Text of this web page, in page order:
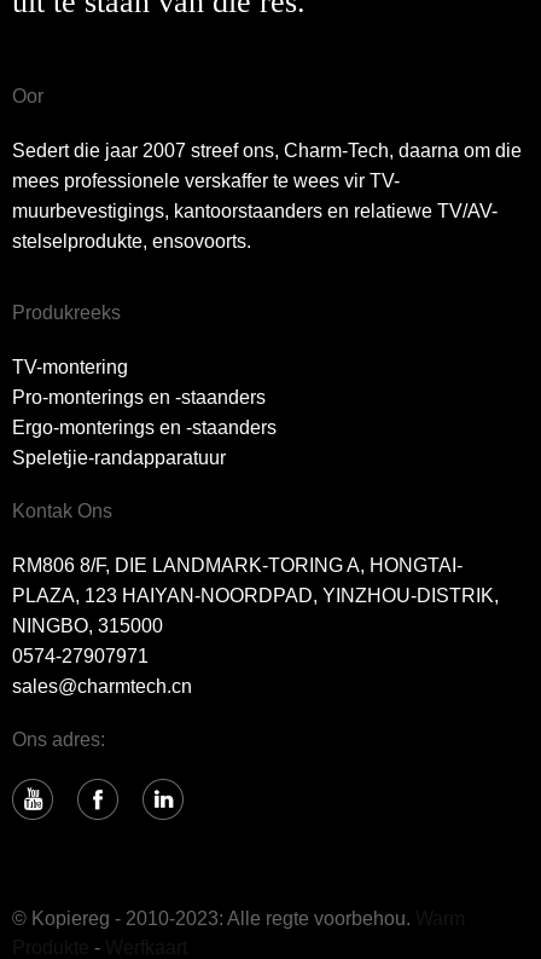
Oor
Sedert die jaar 2007 streef ons, Charm-Tech, daarna om die
mees professionele verskaffer te wees vir TV-
muurbevestigings, kantoorstaanders en relatiewe TV/AV-
stelselprodukte, ensovoorts.
Produkreeks
TV-montering
Pro-monterings en -staanders
Ergo-monterings en -staanders
Speletjie-randapparatuur
Kontak Ons
RM806 8/F, DIE LANDMARK-TORING A, HONGTAI-
PLAZA, 123 HAIYAN-NOORDPAD, YINZHOU-DISTRIK,
NINGBO, 315000
0574-27907971
sales@charmtech.cn
Ons adres:
© Kopiereg - 2010-2023: Alle regte voorbehou.
-